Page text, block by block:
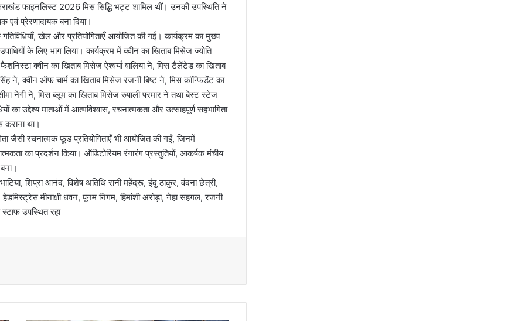
फाइनलिस्ट 2026 मिस सिद्धि भट्ट शामिल थीं। उनकी उपस्थिति ने
एवं प्रेरणादायक बना दिया।
खेल और प्रतियोगिताएँ आयोजित की गईं। कार्यक्रम का मुख्य
के लिए भाग लिया। कार्यक्रम में क्वीन का खिताब मिसेज ज्योति
क्वीन का खिताब मिसेज ऐश्वर्या वालिया ने, मिस टैलेंटेड का खिताब
ने, क्वीन ऑफ चार्म का खिताब मिसेज रजनी बिष्ट ने, मिस कॉन्फिडेंट का
नेगी ने, मिस ब्लूम का खिताब मिसेज रुपाली परमार ने तथा बेस्ट स्टेज
का उद्देश्य माताओं में आत्मविश्वास, रचनात्मकता और उत्साहपूर्ण सहभागिता
कराना था।
जैसी रचनात्मक फूड प्रतियोगिताएँ भी आयोजित की गईं, जिनमें
का प्रदर्शन किया। ऑडिटोरियम रंगारंग प्रस्तुतियों, आकर्षक मंचीय
शिप्रा आनंद, विशेष अतिथि रानी महेंद्रू, इंदु ठाकुर, वंदना छेत्री,
मीनाक्षी धवन, पूनम निगम, हिमांशी अरोड़ा, नेहा सहगल, रजनी
उपस्थित रहा